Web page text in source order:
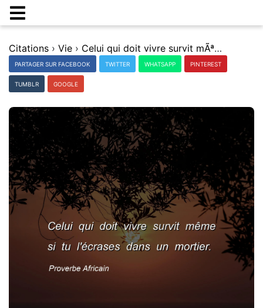
Citations › Vie › Celui qui doit vivre survit mÃªme si tu l'Ã©crases dans un mortier.
PARTAGER SUR FACEBOOK TWITTER WHATSAPP PINTEREST
TUMBLR GOOGLE